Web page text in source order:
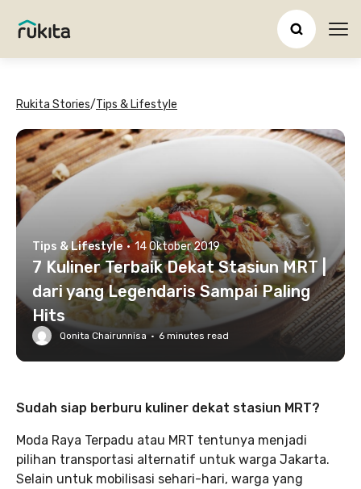
Rukita Stories/Tips & Lifestyle
Tips & Lifestyle · 14 Oktober 2019
7 Kuliner Terbaik Dekat Stasiun MRT |
dari yang Legendaris Sampai Paling
Hits
Qonita Chairunnisa · 6minutes read
Sudah siap berburu kuliner dekat stasiun MRT?
Moda Raya Terpadu atau MRT tentunya menjadi
pilihan transportasi alternatif untuk warga Jakarta.
Selain untuk mobilisasi sehari-hari, warga yang